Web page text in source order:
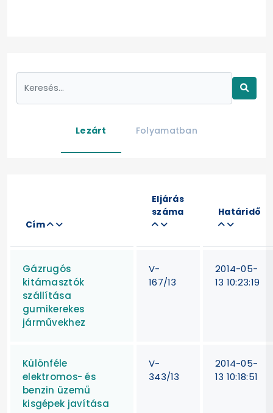
Lezárt Folyamatban
Cím
Eljárás
száma
Határidő
Gázrugós
kitámasztók
szállítása
gumikerekes
járművekhez
V-
167/13
2014-05-
13 10:23:19
Különféle
elektromos- és
benzin üzemű
kisgépek javítása
V-
343/13
2014-05-
13 10:18:51